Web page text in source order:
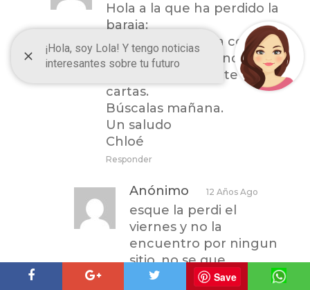
Hola a la que ha perdido la
baraja:
Yo lo interpretaría como
que te están diciendo que
hoy no debes tirarte las
cartas.
Búscalas mañana.
Un saludo
Chloé
Responder
Anónimo 12 Años Ago
esque la perdi el
viernes y no la
encuentro por ningun
sitio. no se que
hacer..quizas deba
Save